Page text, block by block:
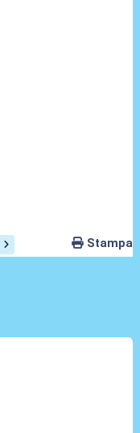
Stampa